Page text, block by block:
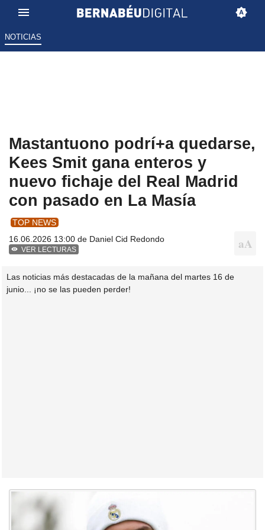
NOTICIAS
Mastantuono podrí+a quedarse,
Kees Smit gana enteros y
nuevo fichaje del Real Madrid
con pasado en La Masía
TOP NEWS
16.06.2026 13:00 de Daniel Cid Redondo
VER LECTURAS
Las noticias más destacadas de la mañana del martes 16 de
junio... ¡no se las pueden perder!